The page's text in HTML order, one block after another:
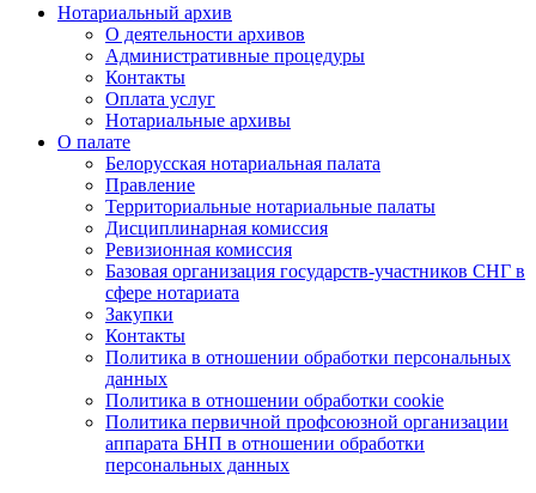
Нотариальный архив
О деятельности архивов
Административные процедуры
Контакты
Оплата услуг
Нотариальные архивы
О палате
Белорусская нотариальная палата
Правление
Территориальные нотариальные палаты
Дисциплинарная комиссия
Ревизионная комиссия
Базовая организация государств-участников СНГ в
сфере нотариата
Закупки
Контакты
Политика в отношении обработки персональных
данных
Политика в отношении обработки cookie
Политика первичной профсоюзной организации
аппарата БНП в отношении обработки
персональных данных